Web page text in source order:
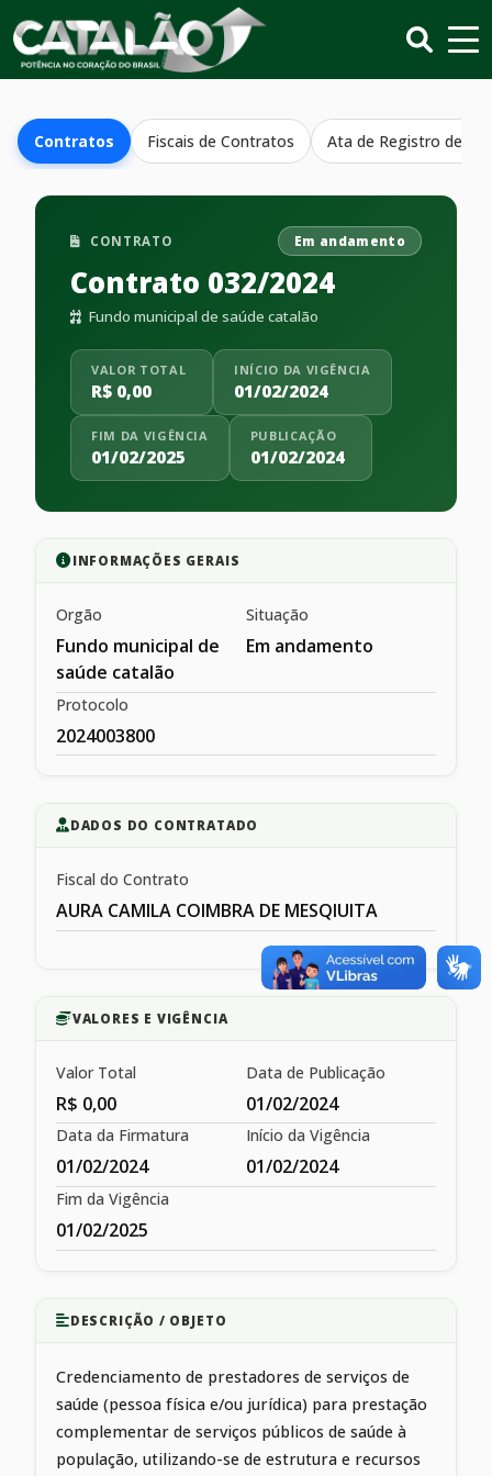
Contratos Fiscais de Contratos Ata de Registro de
CONTRATO Em andamento
Contrato 032/2024
Fundo municipal de saúde catalão
VALOR TOTAL
R$ 0,00
INÍCIO DA VIGÊNCIA
01/02/2024
FIM DA VIGÊNCIA
01/02/2025
PUBLICAÇÃO
01/02/2024
INFORMAÇÕES GERAIS
Orgão
Fundo municipal de
saúde catalão
Situação
Em andamento
Protocolo
2024003800
DADOS DO CONTRATADO
Fiscal do Contrato
AURA CAMILA COIMBRA DE MESQIUITA
VALORES E VIGÊNCIA
Valor Total
R$ 0,00
Data de Publicação
01/02/2024
Data da Firmatura
01/02/2024
Início da Vigência
01/02/2024
Fim da Vigência
01/02/2025
DESCRIÇÃO / OBJETO
Credenciamento de prestadores de serviços de
saúde (pessoa física e/ou jurídica) para prestação
complementar de serviços públicos de saúde à
população, utilizando-se de estrutura e recursos